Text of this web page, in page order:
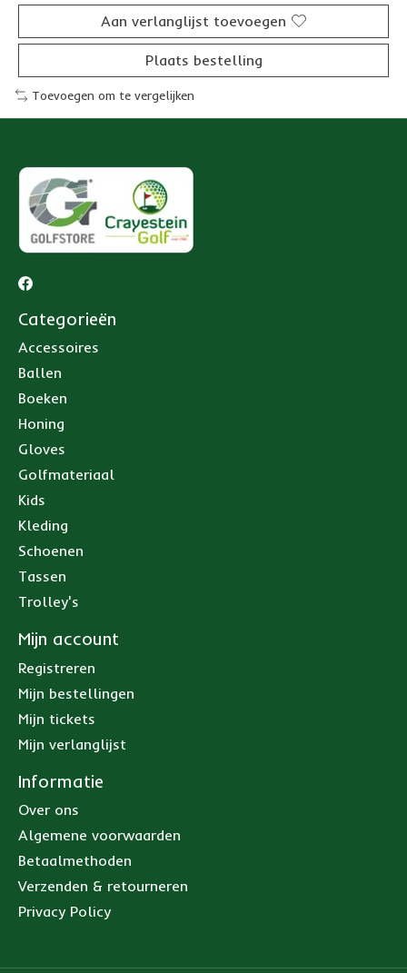
Aan verlanglijst toevoegen
Plaats bestelling
Toevoegen om te vergelijken
Categorieën
Accessoires
Ballen
Boeken
Honing
Gloves
Golfmateriaal
Kids
Kleding
Schoenen
Tassen
Trolley's
Mijn account
Registreren
Mijn bestellingen
Mijn tickets
Mijn verlanglijst
Informatie
Over ons
Algemene voorwaarden
Betaalmethoden
Verzenden & retourneren
Privacy Policy